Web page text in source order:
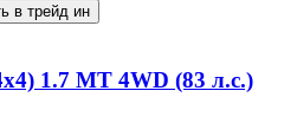
в трейд ин
1.7 MT 4WD (83 л.с.)